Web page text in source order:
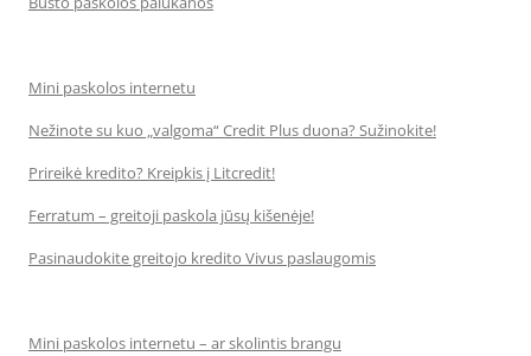
Mini paskolos internetu
Nežinote su kuo „valgoma“ Credit Plus duona? Sužinokite!
Prireikė kredito? Kreipkis į Litcredit!
Ferratum – greitoji paskola jūsų kišenėje!
Pasinaudokite greitojo kredito Vivus paslaugomis
Mini paskolos internetu – ar skolintis brangu